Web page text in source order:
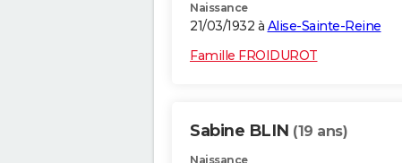
Naissance
21/03/1932 à Alise-Sainte-Reine
Famille FROIDUROT
Sabine BLIN (19 ans)
Naissance